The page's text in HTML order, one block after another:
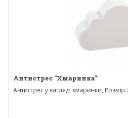
Антистрес "Хмаринка"
Антистрес у вигляді хмаринки, Розмір